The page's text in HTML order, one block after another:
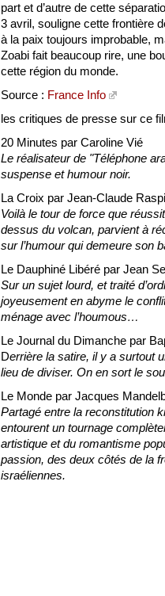
part et d’autre de cette
3 avril, souligne cette frontière
à la paix toujours improbable,
Zoabi fait beaucoup rire, une
cette région du monde.
Source : France Info
les critiques de presse sur ce
20 Minutes par Caroline Vié
Le réalisateur de "Téléphone
suspense et humour noir.
La Croix par Jean-Claude
Voilà le tour de force que
dessus du volcan, parvient à
sur l’humour qui demeure son
Le Dauphiné Libéré par Jean
Sur un sujet lourd, et traité
joyeusement en abyme le
ménage avec l’houmous…
Le Journal du Dimanche par
Derrière la satire, il y a surtout
lieu de diviser. On en sort le
Le Monde par Jacques
Partagé entre la reconstitution
entourent un tournage
artistique et du romantisme
passion, des deux côtés de la
israéliennes.